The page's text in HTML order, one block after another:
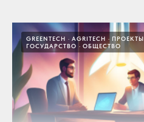
GREENTECH AGRITECH ПРОЕКТЫ
ГОСУДАРСТВО
ОБЩЕСТВО